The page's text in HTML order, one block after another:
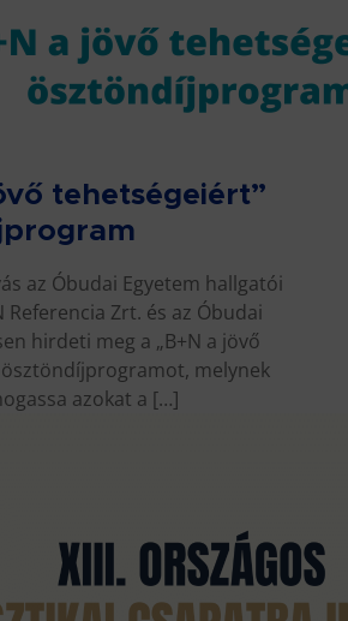
tehetségeiért”
az Óbudai Egyetem hallgatói
Referencia Zrt. és az Óbudai
hirdeti meg a „B+N a jövő
melynek
azokat a […]